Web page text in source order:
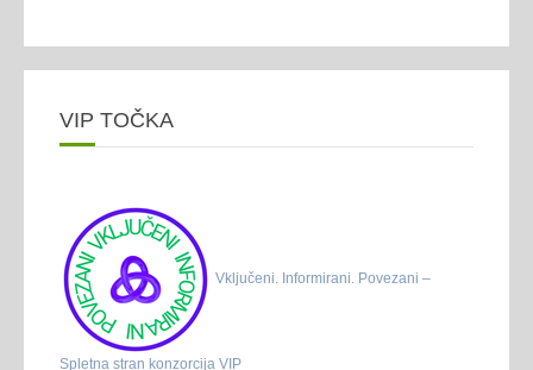
VIP TOČKA
Vključeni. Informirani. Povezani –
Spletna stran konzorcija VIP